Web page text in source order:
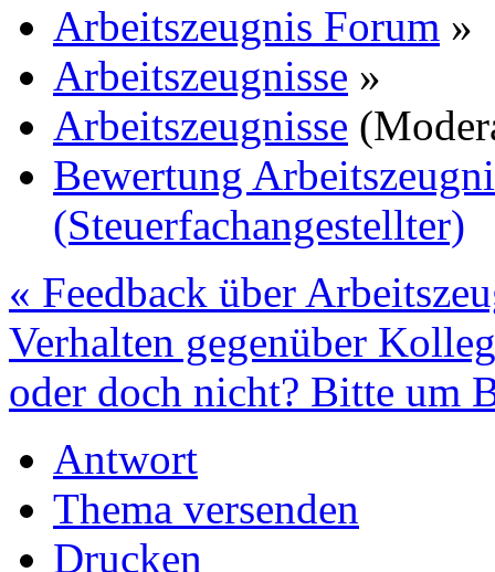
Arbeitszeugnis Forum »
Arbeitszeugnisse »
Arbeitszeugnisse
Bewertung
(Steuerfachangestellter)
« Feedback über
Verhalten gegenüber
oder doch nicht? Bitte um
Antwort
Thema versenden
Drucken